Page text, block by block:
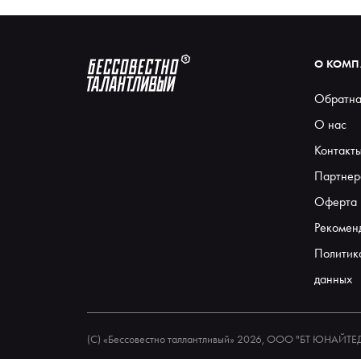
О
О нас
Оферта
данных
(С) «Бессовестно таллантливый» 2026, ООО "БТ